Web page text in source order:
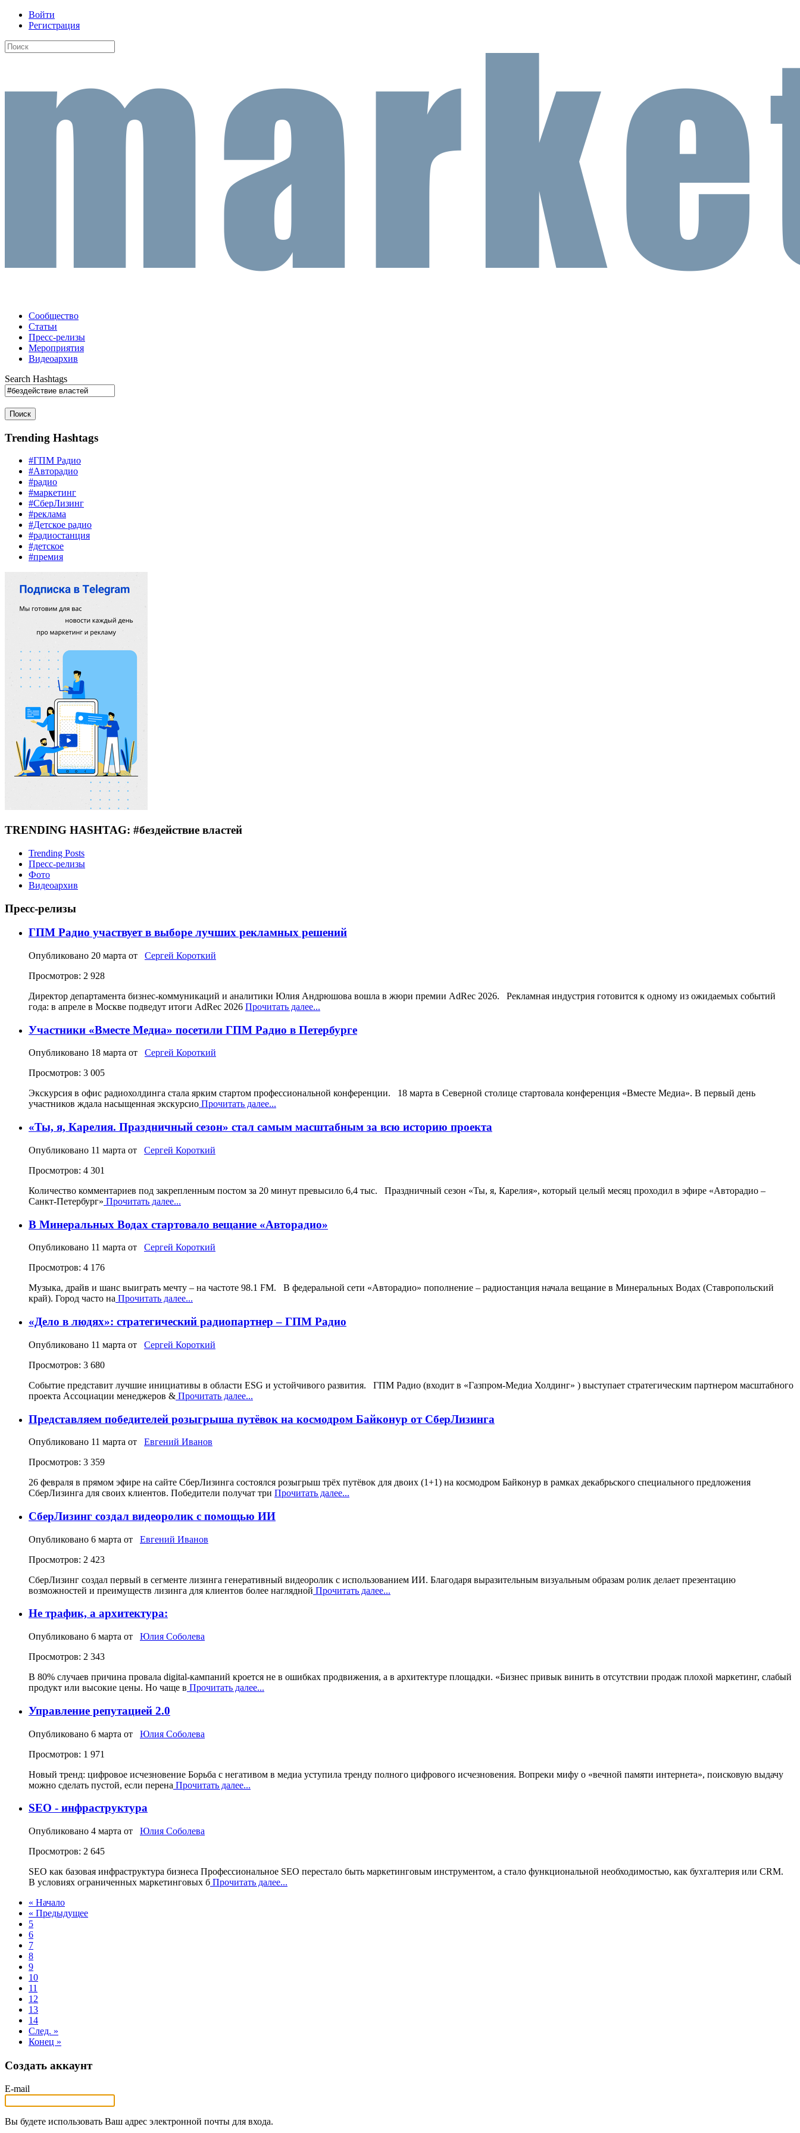
Войти
Регистрация
Сообщество
Статьи
Пресс-релизы
Мероприятия
Видеоархив
Search Hashtags
Поиск
Trending Hashtags
#ГПМ Радио
#Авторадио
#радио
#маркетинг
#СберЛизинг
#реклама
#Детское радио
#радиостанция
#детское
#премия
TRENDING HASHTAG: #бездействие властей
Trending Posts
Пресс-релизы
Фото
Видеоархив
Пресс-релизы
ГПМ Радио участвует в выборе лучших рекламных решений
Опубликовано 20 марта от Сергей Короткий
Просмотров: 2 928
Директор департамента бизнес-коммуникаций и аналитики Юлия Андрюшова вошла в жюри премии AdRec 2026. Рекламная индустрия готовится к одному из ожидаемых событий
года: в апреле в Москве подведут итоги AdRec 2026 Прочитать далее...
Участники «Вместе Медиа» посетили ГПМ Радио в Петербурге
Опубликовано 18 марта от Сергей Короткий
Просмотров: 3 005
Экскурсия в офис радиохолдинга стала ярким стартом профессиональной конференции. 18 марта в Северной столице стартовала конференция «Вместе Медиа». В первый день
участников ждала насыщенная экскурсио Прочитать далее...
«Ты, я, Карелия. Праздничный сезон» стал самым масштабным за всю историю проекта
Опубликовано 11 марта от Сергей Короткий
Просмотров: 4 301
Количество комментариев под закрепленным постом за 20 минут превысило 6,4 тыс. Праздничный сезон «Ты, я, Карелия», который целый месяц проходил в эфире «Авторадио –
Санкт‑Петербург» Прочитать далее...
В Минеральных Водах стартовало вещание «Авторадио»
Опубликовано 11 марта от Сергей Короткий
Просмотров: 4 176
Музыка, драйв и шанс выиграть мечту – на частоте 98.1 FM. В федеральной сети «Авторадио» пополнение – радиостанция начала вещание в Минеральных Водах (Ставропольский
край). Город часто на Прочитать далее...
«Дело в людях»: стратегический радиопартнер – ГПМ Радио
Опубликовано 11 марта от Сергей Короткий
Просмотров: 3 680
Событие представит лучшие инициативы в области ESG и устойчивого развития. ГПМ Радио (входит в «Газпром-Медиа Холдинг» ) выступает стратегическим партнером масштабного
проекта Ассоциации менеджеров & Прочитать далее...
Представляем победителей розыгрыша путёвок на космодром Байконур от СберЛизинга
Опубликовано 11 марта от Евгений Иванов
Просмотров: 3 359
26 февраля в прямом эфире на сайте СберЛизинга состоялся розыгрыш трёх путёвок для двоих (1+1) на космодром Байконур в рамках декабрьского специального предложения
СберЛизинга для своих клиентов. Победители получат три Прочитать далее...
СберЛизинг создал видеоролик с помощью ИИ
Опубликовано 6 марта от Евгений Иванов
Просмотров: 2 423
СберЛизинг создал первый в сегменте лизинга генеративный видеоролик с использованием ИИ. Благодаря выразительным визуальным образам ролик делает презентацию
возможностей и преимуществ лизинга для клиентов более наглядной Прочитать далее...
Не трафик, а архитектура:
Опубликовано 6 марта от Юлия Соболева
Просмотров: 2 343
В 80% случаев причина провала digital-кампаний кроется не в ошибках продвижения, а в архитектуре площадки. «Бизнес привык винить в отсутствии продаж плохой маркетинг, слабый
продукт или высокие цены. Но чаще в Прочитать далее...
Управление репутацией 2.0
Опубликовано 6 марта от Юлия Соболева
Просмотров: 1 971
Новый тренд: цифровое исчезновение Борьба с негативом в медиа уступила тренду полного цифрового исчезновения. Вопреки мифу о «вечной памяти интернета», поисковую выдачу
можно сделать пустой, если перена Прочитать далее...
SEO - инфраструктура
Опубликовано 4 марта от Юлия Соболева
Просмотров: 2 645
SEO как базовая инфраструктура бизнеса Профессиональное SEO перестало быть маркетинговым инструментом, а стало функциональной необходимостью, как бухгалтерия или CRM.
В условиях ограниченных маркетинговых б Прочитать далее...
« Начало
« Предыдущее
5
6
7
8
9
10
11
12
13
14
След. »
Конец »
Создать аккаунт
E-mail
Вы будете использовать Ваш адрес электронной почты для входа.